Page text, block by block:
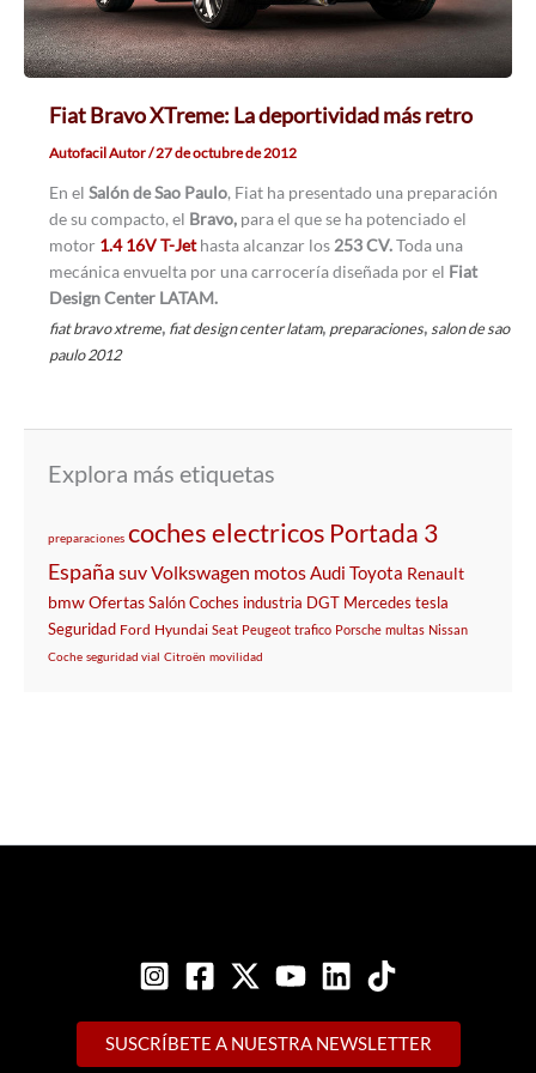
Fiat Bravo XTreme: La deportividad más retro
Autofacil Autor/27 de octubre de 2012
En el Salón de Sao Paulo, Fiat ha presentado una preparación
de su compacto, el Bravo,para el que se ha potenciado el
motor 1.4 16V T-Jet hasta alcanzar los253 CV.Toda una
mecánica envuelta por una carrocería diseñada por el Fiat
Design Center LATAM.
fiat bravo xtreme, fiat design center latam, preparaciones,salon de sao
paulo 2012
Explora más etiquetas
preparaciones coches electricos Portada 3
España suvVolkswagen motosAudi Toyota Renault
bmwOfertasSalónCoches industria DGT Mercedes tesla
Seguridad Ford Hyundai Seat Peugeot trafico Porsche multas Nissan
Coche seguridad vial Citroën movilidad
SUSCRÍBETE A NUESTRA NEWSLETTER